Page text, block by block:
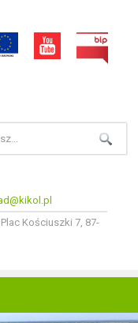
Kościuszki 7, 87-